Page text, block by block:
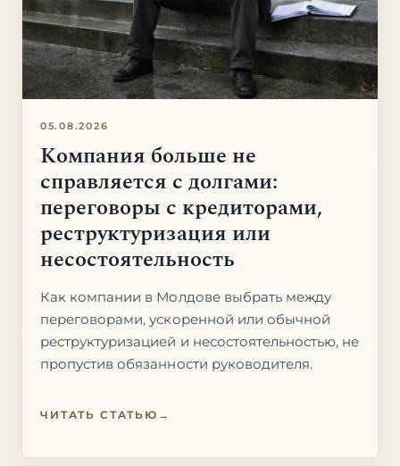
05.08.2026
Компания больше не
справляется с долгами:
переговоры с кредиторами,
реструктуризация или
несостоятельность
Как компании в Молдове выбрать между
переговорами, ускоренной или обычной
реструктуризацией и несостоятельностью, не
пропустив обязанности руководителя.
ЧИТАТЬ СТАТЬЮ →